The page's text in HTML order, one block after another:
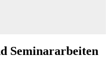
Seminararbeiten